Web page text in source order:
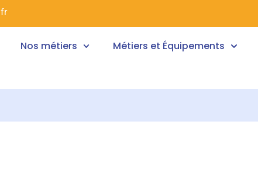
Nos métiers Métiers et Équipements